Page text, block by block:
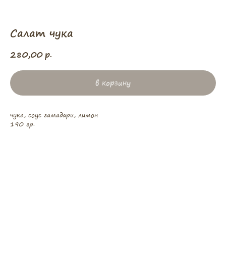
Салат чука
280,00р.
в корзину
чука, соус гамадари, лимон
190 гр.